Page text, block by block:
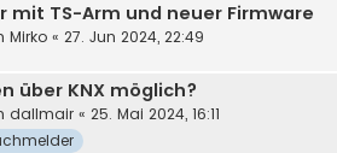
mit TS-Arm und neuer Firmware
Mirko « 27. Jun 2024, 22:49
über KNX möglich?
dallmair « 25. Mai 2024, 16:11